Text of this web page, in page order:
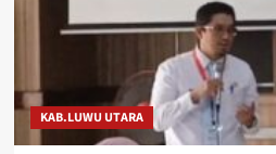
KAB.LUWU UTARA